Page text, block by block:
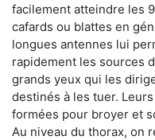
facilement atteindre les
cafards ou blattes en
longues antennes lui
rapidement les sources
grands yeux qui les
destinés à les tuer.
formées pour broyer et
Au niveau du thorax, on